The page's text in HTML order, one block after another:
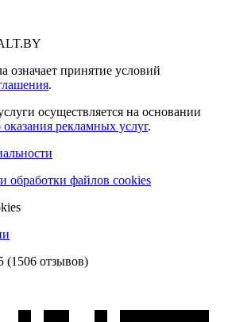
означает принятие условий
.
осуществляется на основании
рекламных услуг.
обработки файлов cookies
(1506 отзывов)